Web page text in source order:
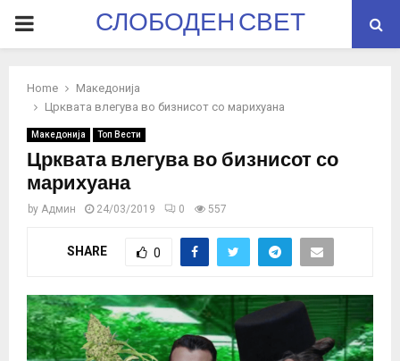
PRIMARYСЛОБОДЕН СВЕТ
Home
Македонија
Црквата влегува во бизнисот со марихуана
Македонија Топ Вести
Црквата влегува во бизнисот со
марихуана
by Админ 24/03/2019 0 557
SHARE 0